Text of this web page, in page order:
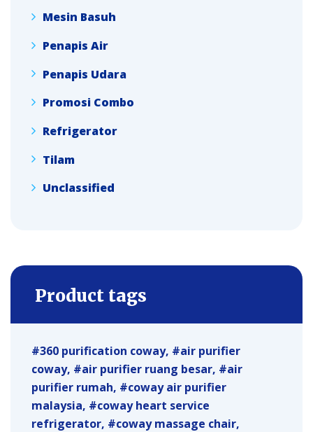
Mesin Basuh
Penapis Air
Penapis Udara
Promosi Combo
Refrigerator
Tilam
Unclassified
Product tags
360 purification coway
air purifier
coway
air purifier ruang besar
air
purifier rumah
coway air purifier
malaysia
coway heart service
refrigerator
coway massage chair